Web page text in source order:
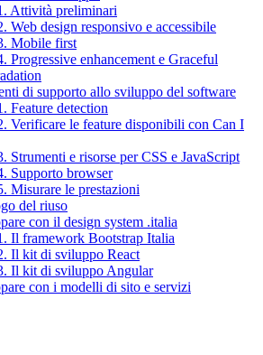
Attività preliminari
Web design responsivo e accessibile
Mobile first
Progressive enhancement e Graceful
di supporto allo sviluppo del software
Feature detection
Verificare le feature disponibili con Can I
Strumenti e risorse per CSS e JavaScript
Supporto browser
Misurare le prestazioni
del riuso
con il design system .italia
Il framework Bootstrap Italia
Il kit di sviluppo React
Il kit di sviluppo Angular
con i modelli di sito e servizi